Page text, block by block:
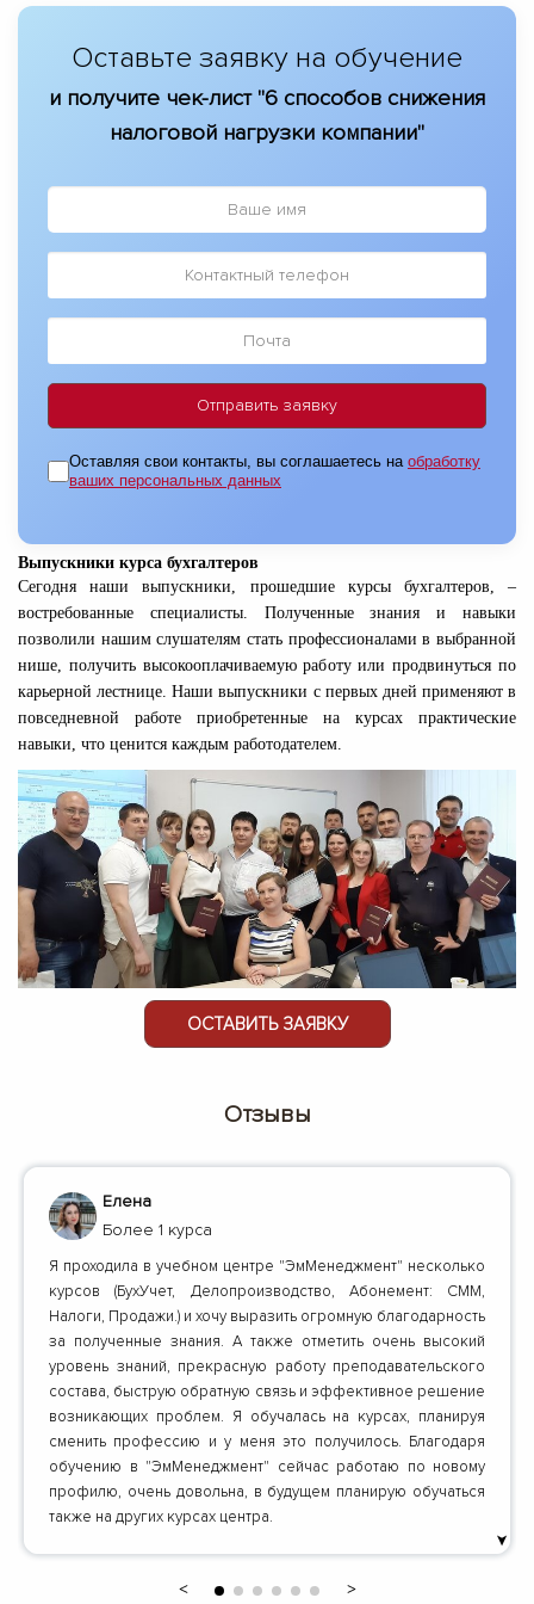
Оставьте заявку на обучение
и получите чек-лист "6 способов снижения
налоговой нагрузки компании"
Оставляя свои контакты, вы соглашаетесь на обработку
ваших персональных данных
Выпускники курса бухгалтеров
Сегодня наши выпускники, прошедшие курсы бухгалтеров, –
востребованные специалисты. Полученные знания и навыки
позволили нашим слушателям стать профессионалами в выбранной
нише, получить высокооплачиваемую работу или продвинуться по
карьерной лестнице. Наши выпускники с первых дней применяют в
повседневной работе приобретенные на курсах практические
навыки, что ценится каждым работодателем.
ОСТАВИТЬ ЗАЯВКУ
Отзывы
Елена
Более 1 курса
Я проходила в учебном центре "ЭмМенеджмент" несколько
курсов (БухУчет, Делопроизводство, Абонемент: СММ,
Налоги, Продажи.) и хочу выразить огромную благодарность
за полученные знания. А также отметить очень высокий
уровень знаний, прекрасную работу преподавательского
состава, быструю обратную связь и эффективное решение
возникающих проблем. Я обучалась на курсах, планируя
сменить профессию и у меня это получилось. Благодаря
обучению в "ЭмМенеджмент" сейчас работаю по новому
профилю, очень довольна, в будущем планирую обучаться
также на других курсах центра.
➤